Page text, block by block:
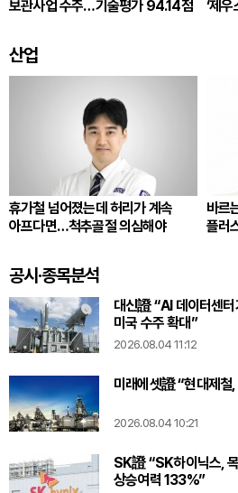
보관사업 수주…기술평가 94.14점
‘제
산업
휴가철 넘어졌는데 허리가 계속
아프다면…척추골절 의심해야
바르
플러
공시·종목분석
대신證 “AI 데이터센
미국 수주 확대”
2026.08.04 11:12
미래에셋證 “현대제철
2026.08.04 10:21
SK證 “SK하이닉스,
상승여력 133%”